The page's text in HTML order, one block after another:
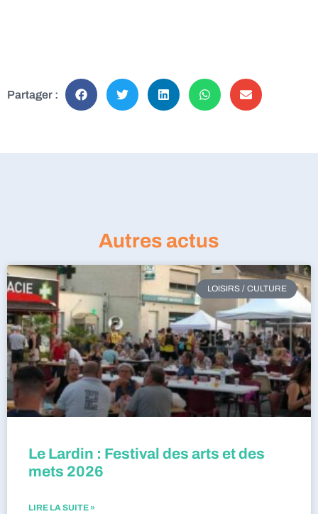
Partager :
Autres actus
LOISIRS / CULTURE
Le Lardin : Festival des arts et des
mets 2026
LIRE LA SUITE »